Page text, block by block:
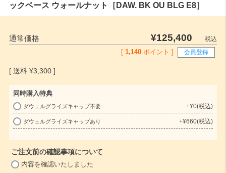
ックベース ウォールナット［DAW. BK OU BLG E8］
通常価格 ¥125,400
税込
1,140 ポイント ] 会員登録
¥3,300
同時購入特典
必
)
ダウェルグライズキャップ不要 +¥0 税込
ダウェルグライズキャップあり +¥660 税込
ご注文前の確認事項について
内容を確認いたしました